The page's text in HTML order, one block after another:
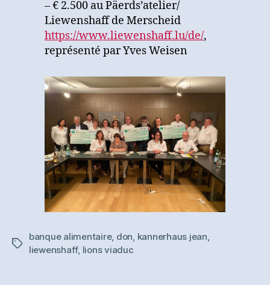
– € 2.500 au Päerds’atelier/
Liewenshaff de Merscheid
https://www.liewenshaff.lu/de/,
représenté par Yves Weisen
Tags
banque alimentaire, don, kannerhaus jean,
liewenshaff, lions viaduc